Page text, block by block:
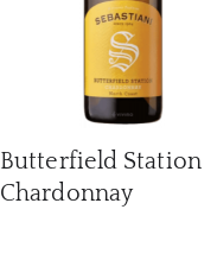
Butterfield Station
Chardonnay